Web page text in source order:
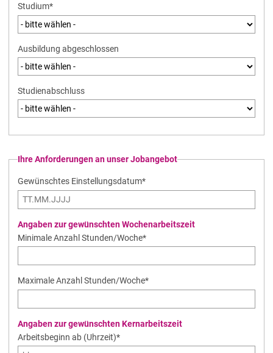
Pflichtfeld
Studium*
Ausbildung abgeschlossen
Studienabschluss
Ihre Anforderungen an unser Jobangebot
Gewünschtes Einstellungsdatum*
Angaben zur gewünschten Wochenarbeitszeit
Minimale Anzahl Stunden/Woche*
Maximale Anzahl Stunden/Woche*
Angaben zur gewünschten Kernarbeitszeit
Arbeitsbeginn ab (Uhrzeit)*